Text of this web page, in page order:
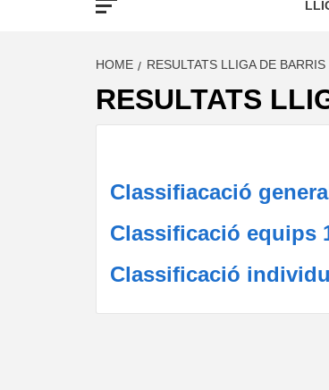
HOME RESULTATS LLIGA DE
RESULTATS
Classifiacació
Classificació equips
Classificació